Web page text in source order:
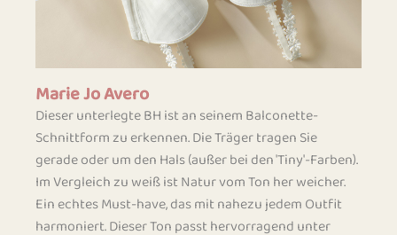
Marie Jo Avero
Dieser unterlegte BH ist an seinem Balconette-
Schnittform zu erkennen. Die Träger tragen Sie
gerade oder um den Hals (außer bei den 'Tiny'-Farben).
Im Vergleich zu weiß ist Natur vom Ton her weicher.
Ein echtes Must-have, das mit nahezu jedem Outfit
harmoniert. Dieser Ton passt hervorragend unter